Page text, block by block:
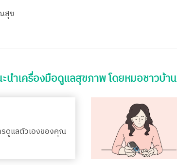
สุข
นำเครื่องมือดูแลสุขภาพ โดยหมอชาวบ้าน
ดูแลตัวเองของคุณ